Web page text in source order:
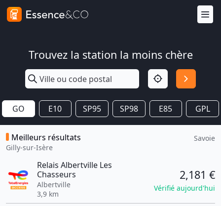
Trouvez la station la moins chère
GO E10 SP95 SP98 E85 GPL
Meilleurs résultats
Gilly-sur-Isère
Savoie
Relais Albertville Les
Chasseurs
Albertville
3,9 km
2,181 €
Vérifié aujourd'hui